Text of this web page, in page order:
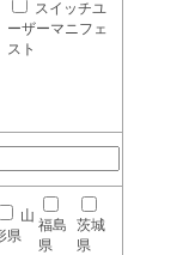
スイッチユ
ーザーマニフェ
スト
山
県
福島
県
茨城
県